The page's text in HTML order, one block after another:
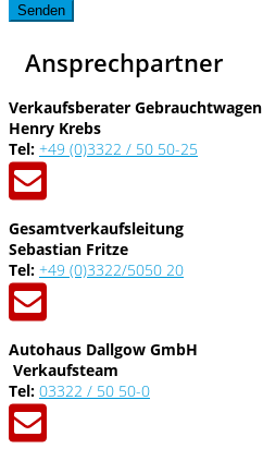
Senden
Ansprechpartner
Verkaufsberater Gebrauchtwagen
Henry Krebs
Tel: +49 (0)3322 / 50 50-25
Gesamtverkaufsleitung
Sebastian Fritze
Tel: +49 (0)3322/5050 20
Autohaus Dallgow GmbH
Verkaufsteam
Tel: 03322 / 50 50-0